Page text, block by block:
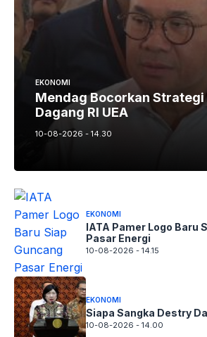
EKONOMI
Mendag Bocorkan
Dagang RI UEA
10-08-2026 - 14.30
EKONOMI
IATA Pamer Logo Baru
Pasar Energi
10-08-2026 - 14.15
EKONOMI
Siapa Sangka Destry
10-08-2026 - 14.00